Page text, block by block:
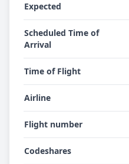
Expected
Scheduled Time of
Arrival
Time of Flight
Airline
Flight number
Codeshares